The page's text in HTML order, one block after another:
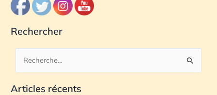
Rechercher
c
Articles récents